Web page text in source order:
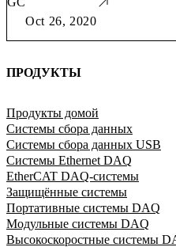
Oct 26, 2020
ПРОДУКТЫ
Продукты домой
Системы сбора данных
Системы сбора данных USB
Системы Ethernet DAQ
EtherCAT DAQ-системы
Защищённые системы
Портативные системы DAQ
Модульные системы DAQ
Высокоскоростные системы